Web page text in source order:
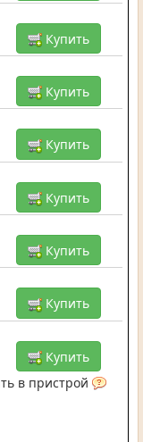
Купить
Купить
Купить
Купить
Купить
Купить
Купить
в пристрой